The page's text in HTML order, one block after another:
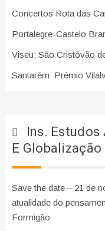
Concertos Rota das
Portalegre-Castelo
Viseu: São Cristóvão
Santarém: Prémio
Ins.
E Globalização
Save the date – 21 de
atualidade do
Formigão